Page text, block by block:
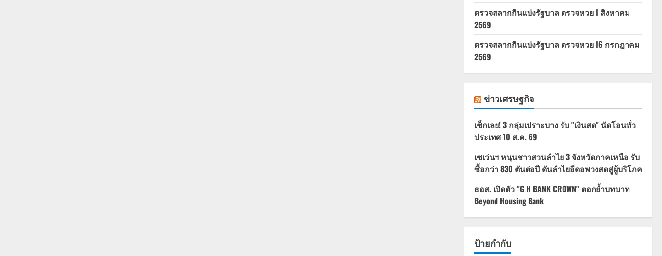
ตรวจสลากกินแบ่งรัฐบาล ตรวจหวย 1 สิงหาคม
2569
ตรวจสลากกินแบ่งรัฐบาล ตรวจหวย 16 กรกฎาคม
2569
ข่าวเศรษฐกิจ
เช็กเลย! 3 กลุ่มเปราะบาง รับ "เงินสด" นัดโอนทั่ว
ประเทศ 10 ส.ค. 69
เซเว่นฯ หนุนชาวสวนลำไย 3 จังหวัดภาคเหนือ รับ
ซื้อกว่า 830 ตันต่อปี ดันลำไยอีดอพวงสดสู่ผู้บริโภค
ธอส. เปิดตัว "G H BANK CROWN" ตอกย้ำบทบาท
Beyond Housing Bank
ป้ายกำกับ